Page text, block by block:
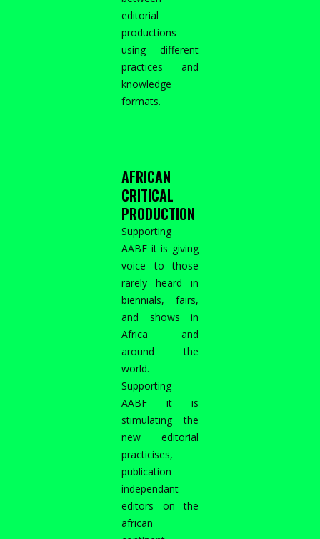
editorial
productions
using different
practices and
knowledge
formats.
AFRICAN
CRITICAL
PRODUCTION
Supporting
AABF it is giving
voice to those
rarely heard in
biennials, fairs,
and shows in
Africa and
around the
world.
Supporting
AABF it is
stimulating the
new editorial
practicises,
publication
independant
editors on the
african